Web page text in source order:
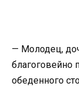
— Молодец,
благоговейно
обеденного